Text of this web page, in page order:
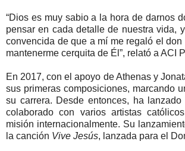
“Dios es muy sabio a la hora de darnos
pensar en cada detalle de nuestra vida,
convencida de que a mí me regaló el don
mantenerme cerquita de Él”, relató a ACI
En 2017, con el apoyo de Athenas y
sus primeras composiciones, marcando
su carrera. Desde entonces, ha
colaborado con varios artistas
misión internacionalmente. Su
la canción Vive Jesús, lanzada para el